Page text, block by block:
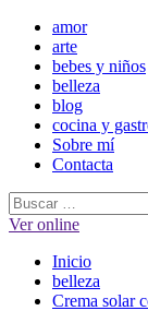
Menú
principal
amor
arte
bebes y niños
belleza
blog
cocina y
Sobre mí
Contacta
Buscar:
Ver online
Inicio
belleza
Crema solar